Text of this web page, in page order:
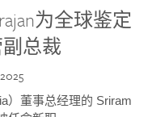
为全球鉴定
总裁
）董事总经理的 Sriram